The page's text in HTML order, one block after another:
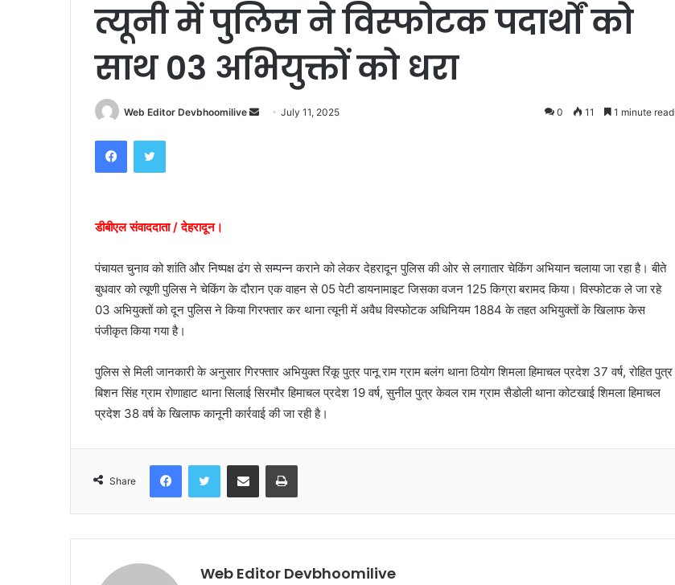
त्यूनी में पुलिस ने विस्फोटक पदार्थों को
साथ 03 अभियुक्तों को धरा
Web Editor Devbhoomilive
SendJuly 11, 2025 0 11 1 minute read
FacebookTwitter
डीबीएल संवाददाता / देहरादून।
पंचायत चुनाव को शांति और निष्पक्ष ढंग से सम्पन्न कराने को लेकर देहरादून पुलिस की ओर से लगातार चेकिंग अभियान चलाया जा रहा है। बीते
बुधवार को त्यूणी पुलिस ने चेकिंग के दौरान एक वाहन से 05 पेटी डायनामाइट जिसका वजन 125 किग्रा बरामद किया। विस्फोटक ले जा रहे
03 अभियुक्तों को दून पुलिस ने किया गिरफ्तार कर थाना त्यूनी में अवैध विस्फोटक अधिनियम 1884 के तहत अभियुक्तों के खिलाफ केस
पंजीकृत किया गया है।
पुलिस से मिली जानकारी के अनुसार गिरफ्तार अभियुक्त रिंकू पुत्र पानू राम ग्राम बलंग थाना ठियोग शिमला हिमाचल प्रदेश 37 वर्ष, रोहित पुत्र
बिशन सिंह ग्राम रोणाहाट थाना सिलाई सिरमौर हिमाचल प्रदेश 19 वर्ष, सुनील पुत्र केवल राम ग्राम सैडोली थाना कोटखाई शिमला हिमाचल
प्रदेश 38 वर्ष के खिलाफ कानूनी कार्रवाई की जा रही है।
Share
FacebookTwitter Share via Email Print
Web Editor Devbhoomilive